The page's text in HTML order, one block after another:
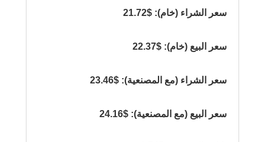
سعر الشراء (خام): $21.72
سعر البيع (خام): $22.37
سعر الشراء (مع المصنعية): $23.46
سعر البيع (مع المصنعية): $24.16